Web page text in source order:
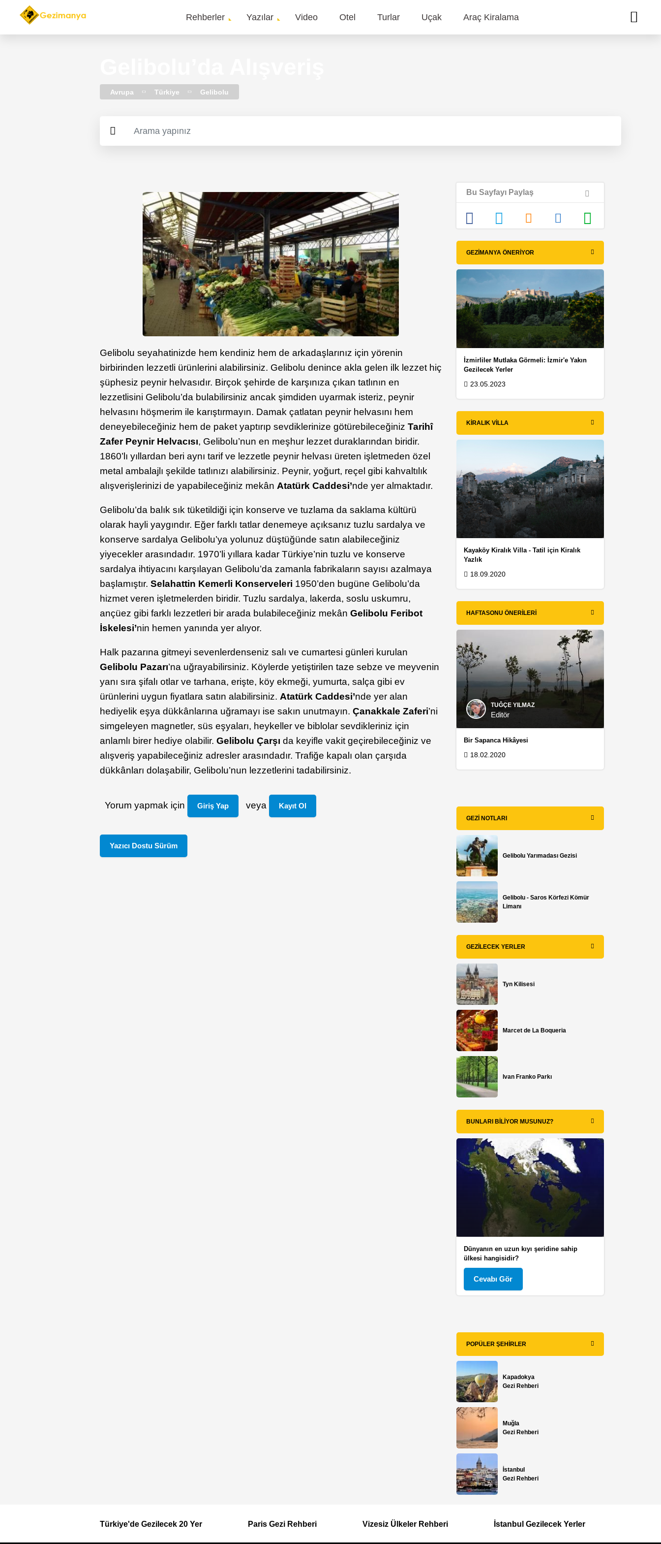
Main
Rehberler Yazılar Video Otel Turlar Uçak Araç Kiralama
Avrupa Türkiye Gelibolu
Gelibolu seyahatinizde hem kendiniz hem de arkadaşlarınız için yörenin
birbirinden lezzetli ürünlerini alabilirsiniz. Gelibolu denince akla gelen ilk lezzet hiç
şüphesiz peynir helvasıdır. Birçok şehirde de karşınıza çıkan tatlının en
lezzetlisini Gelibolu’da bulabilirsiniz ancak şimdiden uyarmak isteriz, peynir
helvasını höşmerim ile karıştırmayın. Damak çatlatan peynir helvasını hem
deneyebileceğiniz hem de paket yaptırıp sevdiklerinize götürebileceğinizTarihî
Zafer Peynir Helvacısı, Gelibolu’nun en meşhur lezzet duraklarından biridir.
1860’lı yıllardan beri aynı tarif ve lezzetle peynir helvası üreten işletmeden özel
metal ambalajlı şekilde tatlınızı alabilirsiniz. Peynir, yoğurt, reçel gibi kahvaltılık
alışverişlerinizi de yapabileceğiniz mekân Atatürk Caddesi’nde yer almaktadır.
Gelibolu’da balık sık tüketildiği için konserve ve tuzlama da saklama kültürü
olarak hayli yaygındır. Eğer farklı tatlar denemeye açıksanız tuzlu sardalya ve
konserve sardalya Gelibolu’ya yolunuz düştüğünde satın alabileceğiniz
yiyecekler arasındadır. 1970’li yıllara kadar Türkiye’nin tuzlu ve konserve
sardalya ihtiyacını karşılayan Gelibolu’da zamanla fabrikaların sayısı azalmaya
başlamıştır.Selahattin Kemerli Konserveleri 1950’den bugüne Gelibolu’da
hizmet veren işletmelerden biridir. Tuzlu sardalya, lakerda, soslu uskumru,
ançüez gibi farklı lezzetleri bir arada bulabileceğiniz mekânGelibolu Feribot
İskelesi’nin hemen yanında yer alıyor.
Halk pazarına gitmeyi sevenlerdenseniz salı ve cumartesi günleri kurulan
Gelibolu Pazarı’na uğrayabilirsiniz. Köylerde yetiştirilen taze sebze ve meyvenin
yanı sıra şifalı otlar ve tarhana, erişte, köy ekmeği, yumurta, salça gibi ev
ürünlerini uygun fiyatlara satın alabilirsiniz. Atatürk Caddesi’nde yer alan
hediyelik eşya dükkânlarına uğramayı ise sakın unutmayın.Çanakkale Zaferi’ni
simgeleyen magnetler, süs eşyaları, heykeller ve biblolar sevdikleriniz için
anlamlı birer hediye olabilir.Gelibolu Çarşı da keyifle vakit geçirebileceğiniz ve
alışveriş yapabileceğiniz adresler arasındadır. Trafiğe kapalı olan çarşıda
dükkânları dolaşabilir, Gelibolu’nun lezzetlerini tadabilirsiniz.
Yorum yapmak için Giriş Yap veya Kayıt Ol
Yazıcı Dostu Sürüm
Bu Sayfayı Paylaş
GEZIMANYA ÖNERIYOR
İzmirliler Mutlaka Görmeli: İzmir'e Yakın
Gezilecek Yerler
23.05.2023
KIRALIK VILLA
Kayaköy Kiralık Villa - Tatil için Kiralık
Yazlık
18.09.2020
HAFTASONU ÖNERILERI
TUĞÇE YILMAZ
Editör
Bir Sapanca Hikâyesi
18.02.2020
GEZI NOTLARI
Gelibolu Yarımadası Gezisi
Gelibolu - Saros Körfezi Kömür
Limanı
GEZILECEK YERLER
Tyn Kilisesi
Marcet de La Boqueria
Ivan Franko Parkı
BUNLARI BILIYOR MUSUNUZ?
Dünyanın en uzun kıyı şeridine sahip
ülkesi hangisidir?
Cevabı Gör
POPÜLER ŞEHIRLER
Kapadokya
Gezi Rehberi
Muğla
Gezi Rehberi
İstanbul
Gezi Rehberi
Türkiye'de Gezilecek 20 Yer Paris Gezi Rehberi Vizesiz Ülkeler Rehberi İstanbul Gezilecek Yerler